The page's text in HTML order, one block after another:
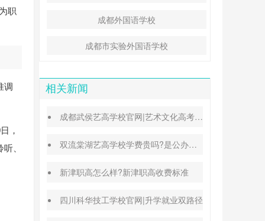
职
调
，
、
成都外国语学校
成都市实验外国语学校
相关新闻
成都武侯艺高学校官网|艺术文化高考班能高考吗
双流棠湖艺高学校学费贵吗?是公办还是民办
新津职高怎么样?新津职高收费标准
四川科华技工学校官网|升学就业双路径